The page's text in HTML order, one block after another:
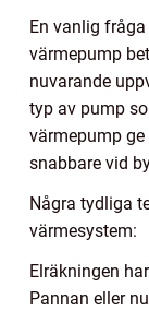
En vanlig
värmepump
nuvarande
typ av pump
värmepump
snabbare vid
Några tydliga
värmesystem:
Elräkningen
Pannan eller